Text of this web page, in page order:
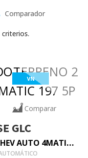
Comparador
VN
Comparar
GLC
TODOTERRENO 2.0 GLC 220 D MHEV AUTO 4MATIC 197 5P